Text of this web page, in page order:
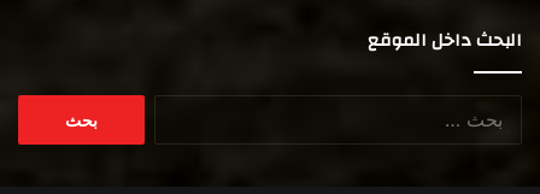
البحث داخل الموقع